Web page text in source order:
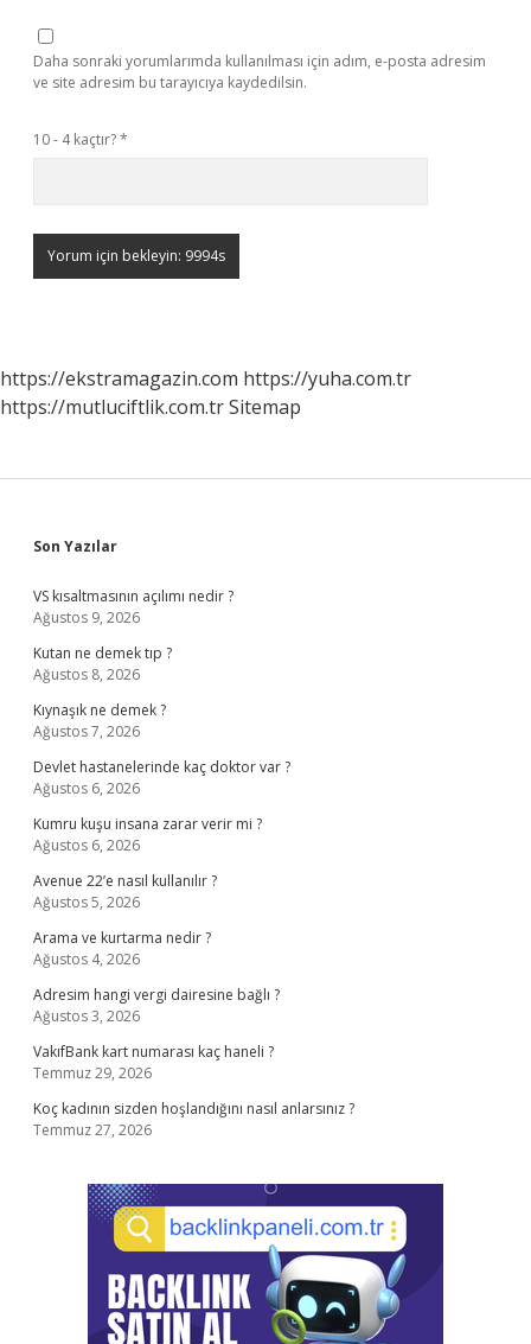
Daha sonraki yorumlarımda kullanılması için adım, e-posta adresim
ve site adresim bu tarayıcıya kaydedilsin.
10 - 4 kaçtır?*
https://ekstramagazin.com https://yuha.com.tr
https://mutluciftlik.com.trSitemap
Sidebar
Son Yazılar
VS kısaltmasının açılımı nedir ?
Ağustos 9, 2026
Kutan ne demek tıp ?
Ağustos 8, 2026
Kıynaşık ne demek ?
Ağustos 7, 2026
Devlet hastanelerinde kaç doktor var ?
Ağustos 6, 2026
Kumru kuşu insana zarar verir mi ?
Ağustos 6, 2026
Avenue 22’e nasıl kullanılır ?
Ağustos 5, 2026
Arama ve kurtarma nedir ?
Ağustos 4, 2026
Adresim hangi vergi dairesine bağlı ?
Ağustos 3, 2026
VakıfBank kart numarası kaç haneli ?
Temmuz 29, 2026
Koç kadının sizden hoşlandığını nasıl anlarsınız ?
Temmuz 27, 2026